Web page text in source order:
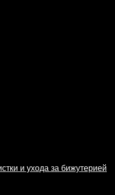
и ухода за бижутерией